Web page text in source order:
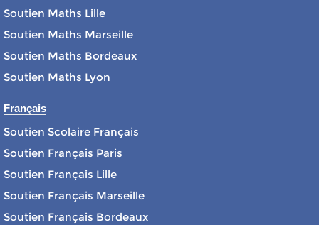
Soutien Maths Lille
Soutien Maths Marseille
Soutien Maths Bordeaux
Soutien Maths Lyon
Français
Soutien Scolaire Français
Soutien Français Paris
Soutien Français Lille
Soutien Français Marseille
Soutien Français Bordeaux